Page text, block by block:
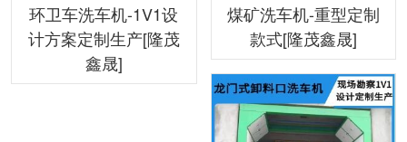
环卫车洗车机-1V1设
计方案定制生产[隆茂
鑫晟]
煤矿洗车机-重型定制
款式[隆茂鑫晟]